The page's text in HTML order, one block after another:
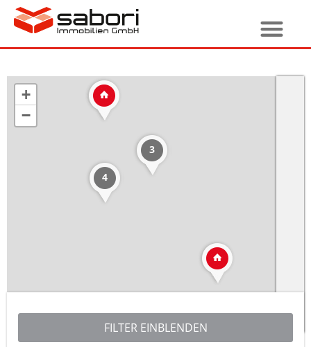
4
3
+
−
Leaflet | ©OpenStreetMap